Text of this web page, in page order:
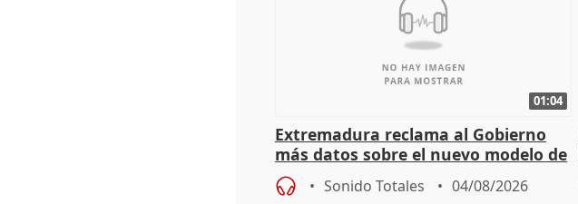
01:04
Extremadura reclama al Gobierno
más datos sobre el nuevo modelo de
financiación
Sonido Totales 04/08/2026